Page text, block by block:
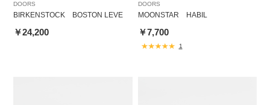
DOORS
BIRKENSTOCK BOSTON LEVE
￥24,200
DOORS
MOONSTAR HABIL
￥7,700
1